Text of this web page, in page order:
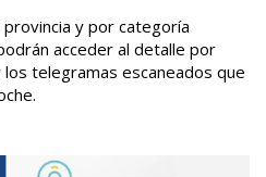
y por categoría
acceder al detalle por
telegramas escaneados que